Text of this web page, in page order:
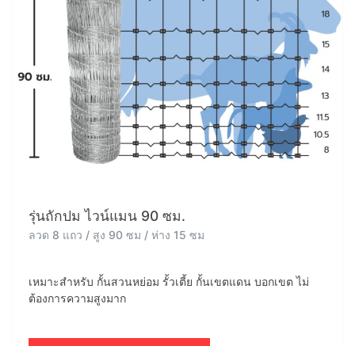
รุ่นถักปม ไวน์แมน 90 ซม.
ลวด 8 แถว / สูง 90 ซม / ห่าง 15 ซม
เหมาะสำหรับ กั้นสวนหย่อม รั้วเตี้ย กั้นเขตแดน บอกเขต ไม่
ต้องการความสูงมาก